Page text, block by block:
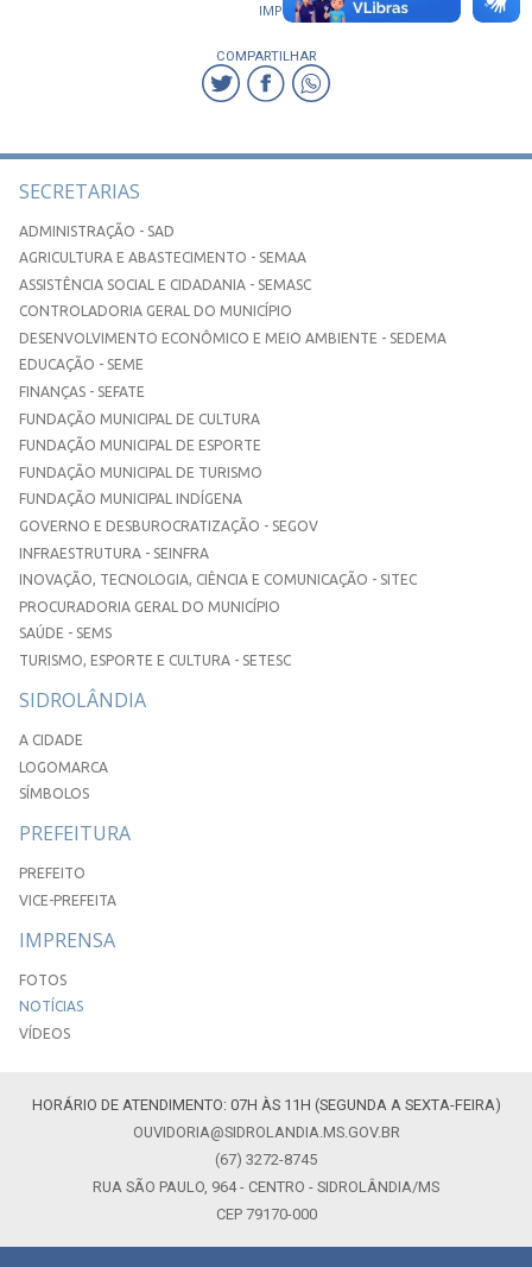
IMPRIMIR
COMPARTILHAR
SECRETARIAS
ADMINISTRAÇÃO - SAD
AGRICULTURA E ABASTECIMENTO - SEMAA
ASSISTÊNCIA SOCIAL E CIDADANIA - SEMASC
CONTROLADORIA GERAL DO MUNICÍPIO
DESENVOLVIMENTO ECONÔMICO E MEIO AMBIENTE - SEDEMA
EDUCAÇÃO - SEME
FINANÇAS - SEFATE
FUNDAÇÃO MUNICIPAL DE CULTURA
FUNDAÇÃO MUNICIPAL DE ESPORTE
FUNDAÇÃO MUNICIPAL DE TURISMO
FUNDAÇÃO MUNICIPAL INDÍGENA
GOVERNO E DESBUROCRATIZAÇÃO - SEGOV
INFRAESTRUTURA - SEINFRA
INOVAÇÃO, TECNOLOGIA, CIÊNCIA E COMUNICAÇÃO - SITEC
PROCURADORIA GERAL DO MUNICÍPIO
SAÚDE - SEMS
TURISMO, ESPORTE E CULTURA - SETESC
SIDROLÂNDIA
A CIDADE
LOGOMARCA
SÍMBOLOS
PREFEITURA
PREFEITO
VICE-PREFEITA
IMPRENSA
FOTOS
NOTÍCIAS
VÍDEOS
HORÁRIO DE ATENDIMENTO: 07H ÀS 11H (SEGUNDA A SEXTA-FEIRA)
OUVIDORIA@SIDROLANDIA.MS.GOV.BR
(67) 3272-8745
RUA SÃO PAULO, 964 - CENTRO - SIDROLÂNDIA/MS
CEP 79170-000